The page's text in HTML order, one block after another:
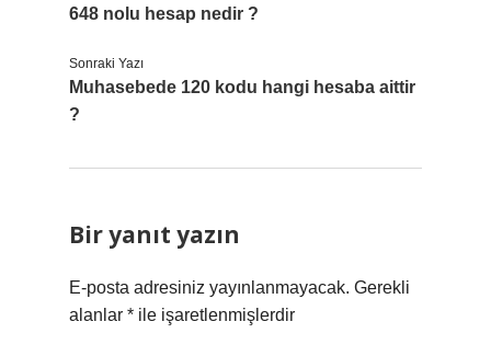
648 nolu hesap nedir ?
Sonraki Yazı
Muhasebede 120 kodu hangi hesaba aittir
?
Bir yanıt yazın
E-posta adresiniz yayınlanmayacak. Gerekli
alanlar * ile işaretlenmişlerdir